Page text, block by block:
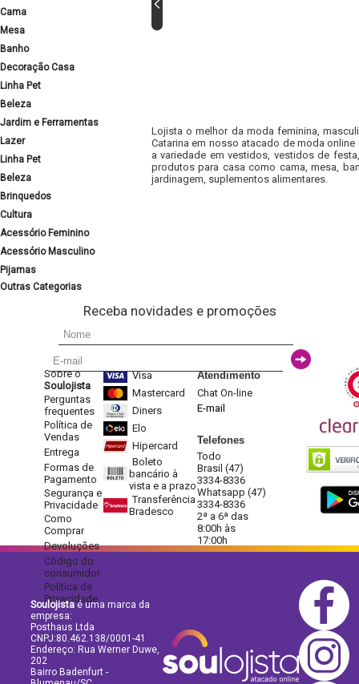
Cama
Mesa
Banho
Decoração Casa
Linha Pet
Beleza
Jardim e Ferramentas
Lazer
Linha Pet
Beleza
Brinquedos
Cultura
Acessório Feminino
Acessório Masculino
Pijamas
Outras Categorias
Lojista o melhor da moda feminina,
Catarina em nosso atacado de moda
a variedade em vestidos, vestidos de
produtos para casa como cama, mesa,
jardinagem, suplementos alimentares.
Receba novidades e promoções
Sobre o
Soulojista
Perguntas
frequentes
Política de
Vendas
Entrega
Formas de
Pagamento
Segurança e
Privacidade
Como
Comprar
Devoluções
Código do
consumidor
Política de
Privacidade
Visa
Mastercard
Diners
Elo
Hipercard
Boleto
bancário à
vista e a prazo
Transferência
Bradesco
Atendimento
Chat On-line
E-mail
Telefones
Todo
Brasil (47)
3334-8336
Whatsapp (47)
3334-8336
2ª a 6ª das
8:00h às
17:00h
Soulojistaé uma marca da
empresa:
Posthaus Ltda
CNPJ:80.462.138/0001-41
Endereço: Rua Werner Duwe,
202
Bairro Badenfurt -